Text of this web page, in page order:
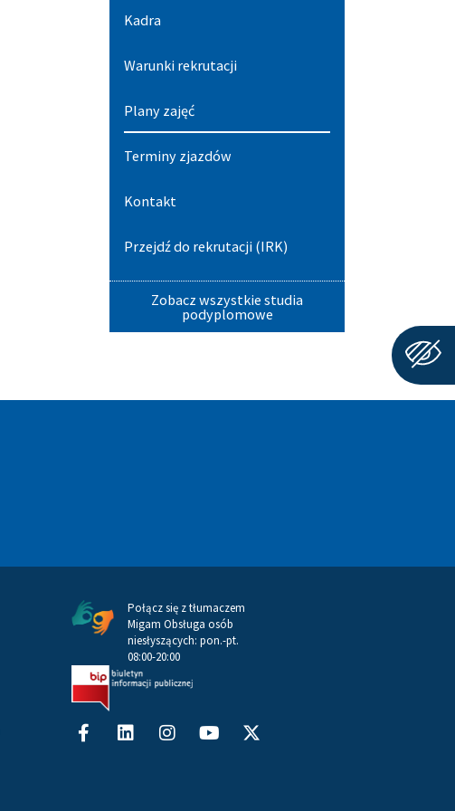
Kadra
Warunki rekrutacji
Plany zajęć
Terminy zjazdów
Kontakt
Przejdź do rekrutacji (IRK)
Zobacz wszystkie studia
podyplomowe
Połącz się z tłumaczem
Migam Obsługa osób
niesłyszących: pon.-pt.
08:00-20:00
Facebook-
f
LinkedinInstagram
Youtube
X-
twitter